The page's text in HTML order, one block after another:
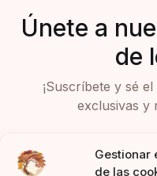
Gestionar
de las
Únete a
de
¡Suscríbete y sé
exclusivas y